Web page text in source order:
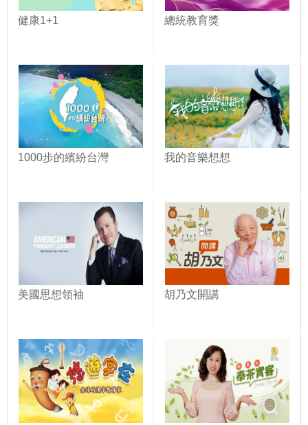
健康1+1 總統教育獎
1000步的繽紛台灣 我的音樂想想
美國思想領袖 胡乃文開講